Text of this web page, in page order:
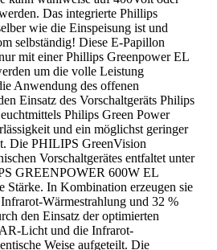
Das integrierte Phillips
wie die Einspeisung ist und
selbständig! Diese E-Papillon
mit einer Phillips Greenpower EL
um die volle Leistung
Anwendung des offenen
Einsatz des Vorschaltgeräts Philips
Philips Green Power
und ein möglichst geringer
Die PHILIPS GreenVision
Vorschaltgerätes entfaltet unter
GREENPOWER 600W EL
Stärke. In Kombination erzeugen sie
Wärmestrahlung und 32 %
den Einsatz der optimierten
Licht und die Infrarot-
Weise aufgeteilt. Die